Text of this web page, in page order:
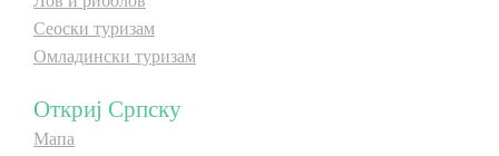
Смјештај
Мултимедија
Фото
Сеоски туризам
Омладински туризам
Откриј Српску
Мапа
Смјештај
Мултимедија
Фото